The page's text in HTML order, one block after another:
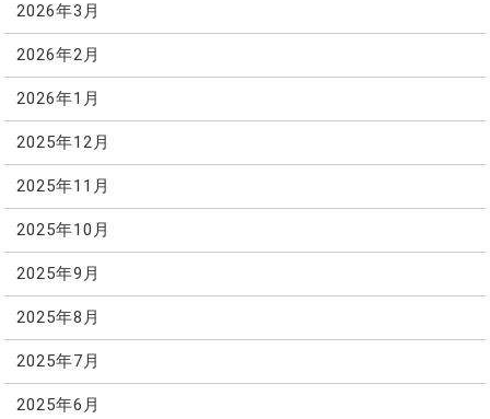
2026年3月
2026年2月
2026年1月
2025年12月
2025年11月
2025年10月
2025年9月
2025年8月
2025年7月
2025年6月